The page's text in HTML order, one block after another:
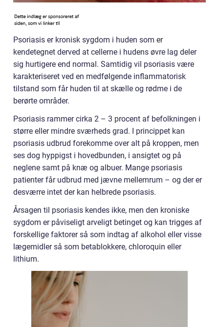
Psoriasis er kronisk sygdom i huden som er
kendetegnet derved at cellerne i hudens øvre lag deler
sig hurtigere end normal. Samtidig vil psoriasis være
karakteriseret ved en medfølgende inflammatorisk
tilstand som får huden til at skælle og rødme i de
berørte områder.
Psoriasis rammer cirka 2 – 3 procent af befolkningen i
større eller mindre sværheds grad. I princippet kan
psoriasis udbrud forekomme over alt på kroppen, men
ses dog hyppigst i hovedbunden, i ansigtet og på
neglene samt på knæ og albuer. Mange psoriasis
patienter får udbrud med jævne mellemrum – og der er
desværre intet der kan helbrede psoriasis.
Årsagen til psoriasis kendes ikke, men den kroniske
sygdom er påviseligt arveligt betinget og kan trigges af
forskellige faktorer så som indtag af alkohol eller visse
lægemidler så som betablokkere, chloroquin eller
lithium.